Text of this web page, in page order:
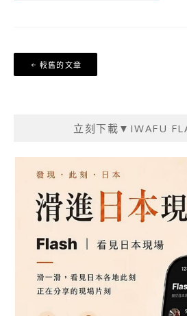
文
章
較舊的文章
立刻下載▼IWAFU